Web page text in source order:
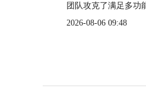
团队攻克了满足多功
2026-08-06 09:48